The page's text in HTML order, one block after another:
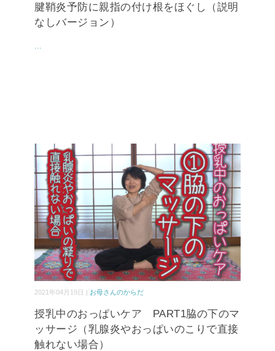
腱鞘炎予防に親指の付け根をほぐし（説明
なしバージョン）
2021年04月19日 | お母さんのからだ
授乳中のおっぱいケア PART1脇の下のマ
ッサージ（乳腺炎やおっぱいのこりで直接
触れない場合）